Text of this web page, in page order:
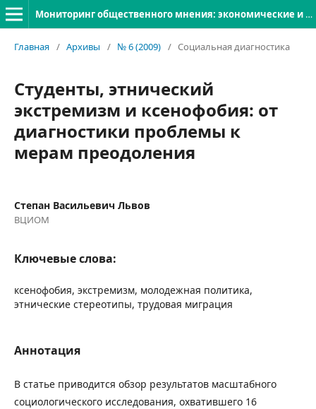
Мониторинг общественного мнения: экономические и социальные перемены
Главная / Архивы / № 6 (2009) / Социальная диагностика
Студенты, этнический
экстремизм и ксенофобия: от
диагностики проблемы к
мерам преодоления
Степан Васильевич Львов
ВЦИОМ
Ключевые слова:
ксенофобия, экстремизм, молодежная политика,
этнические стереотипы, трудовая миграция
Аннотация
В статье приводится обзор результатов масштабного
социологического исследования, охватившего 16